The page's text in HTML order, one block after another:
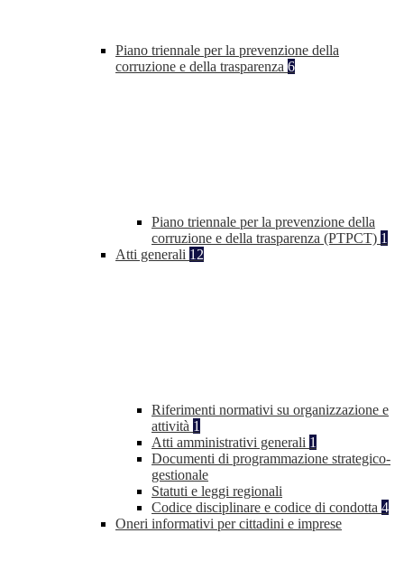
Piano triennale per la prevenzione della
corruzione e della trasparenza 6
Piano triennale per la prevenzione della
corruzione e della trasparenza (PTPCT) 1
Atti generali 12
Riferimenti normativi su organizzazione e
attività 1
Atti amministrativi generali 1
Documenti di programmazione strategico-
gestionale
Statuti e leggi regionali
Codice disciplinare e codice di condotta 4
Oneri informativi per cittadini e imprese